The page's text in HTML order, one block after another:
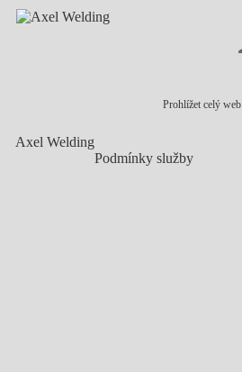
Prohlížet celý web
Axel Welding
Podmínky služby